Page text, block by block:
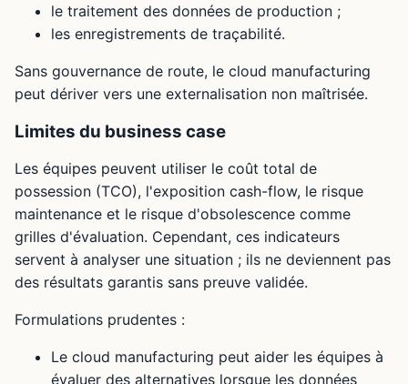
le traitement des données de production ;
les enregistrements de traçabilité.
Sans gouvernance de route, le cloud manufacturing
peut dériver vers une externalisation non maîtrisée.
Limites du business case
Les équipes peuvent utiliser le coût total de
possession (TCO), l'exposition cash-flow, le risque
maintenance et le risque d'obsolescence comme
grilles d'évaluation. Cependant, ces indicateurs
servent à analyser une situation ; ils ne deviennent pas
des résultats garantis sans preuve validée.
Formulations prudentes :
Le cloud manufacturing peut aider les équipes à
évaluer des alternatives lorsque les données